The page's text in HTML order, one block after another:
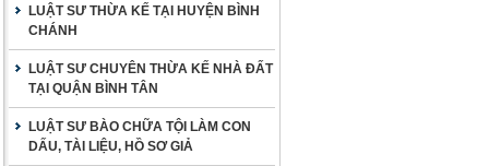
LUẬT SƯ THỪA KẾ TẠI HUYỆN BÌNH
CHÁNH
LUẬT SƯ CHUYÊN THỪA KẾ NHÀ ĐẤT
TẠI QUẬN BÌNH TÂN
LUẬT SƯ BÀO CHỮA TỘI LÀM CON
DẤU, TÀI LIỆU, HỒ SƠ GIẢ